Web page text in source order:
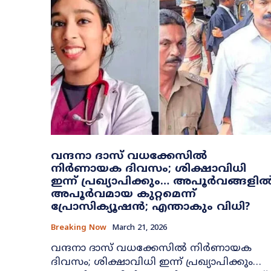
വന്ദനാ ദാസ് വധക്കേസിൽ
നിർണായക ദിവസം; ശിക്ഷാവിധി
ഇന്ന് പ്രഖ്യാപിക്കും…
അപൂർവമായ കുറ്റമെന്ന്
പ്രോസിക്യൂഷൻ; എന്താകും വിധി?
Breaking Now March 21, 2026
വന്ദനാ ദാസ് വധക്കേസിൽ നിർണായക
ദിവസം; ശിക്ഷാവിധി ഇന്ന് പ്രഖ്യാപിക്കും…